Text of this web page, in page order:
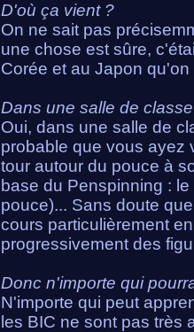
D'où ça vient ?
On ne sait pas
une chose est sûre,
Corée et au Japon
Dans une salle de
Oui, dans une salle de
probable que vous ayez
tour autour du pouce à
base du Penspinning :
pouce)... Sans doute
cours particulièrement
progressivement des
Donc n'importe qui
N'importe qui peut
les BIC ne sont pas très